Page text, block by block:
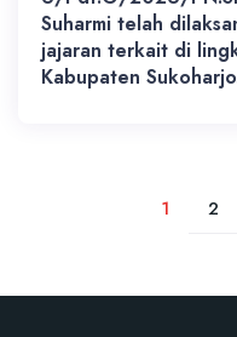
Suharmi telah
jajaran terkait di
Kabupaten
1 2